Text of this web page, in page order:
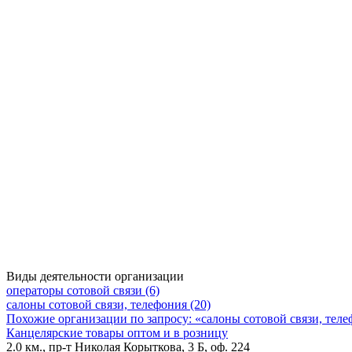
Виды деятельности организации
операторы сотовой связи (6)
салоны сотовой связи, телефония (20)
Похожие организации по запросу: «салоны сотовой связи,
Канцелярские товары оптом и в розницу
2.0 км., пр-т Николая Корыткова, 3 Б, оф. 224